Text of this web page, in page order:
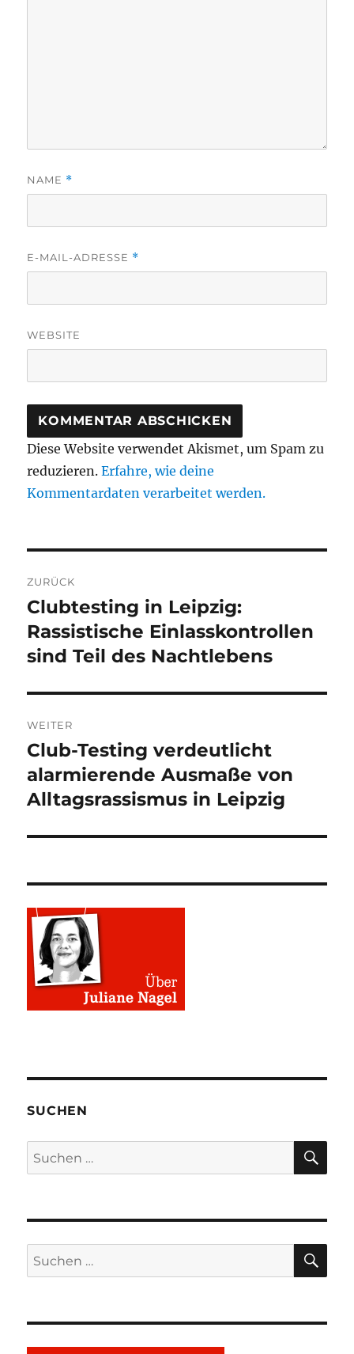
NAME *
E-MAIL-ADRESSE *
WEBSITE
Diese Website verwendet Akismet, um Spam zu
reduzieren.Erfahre, wie deine
Kommentardaten verarbeitet werden.
ZURÜCK
Vorheriger
Beitrag:
Clubtesting in Leipzig:
Rassistische Einlasskontrollen
sind Teil des Nachtlebens
WEITER
Nächster
Beitrag:
Club-Testing verdeutlicht
alarmierende Ausmaße von
Alltagsrassismus in Leipzig
SUCHEN
Suchen
nach:
Suchen
nach: